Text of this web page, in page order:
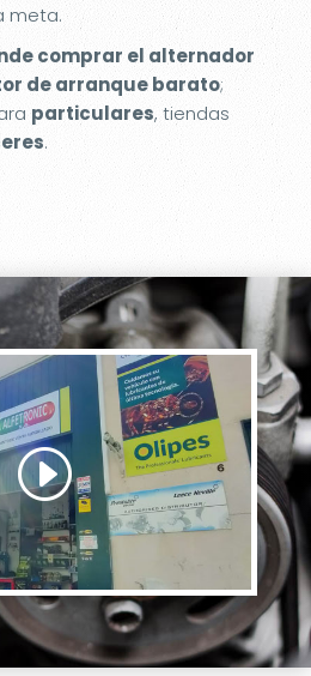
meta.
comprar el alternador
de arranque barato;
particulares, tiendas
.